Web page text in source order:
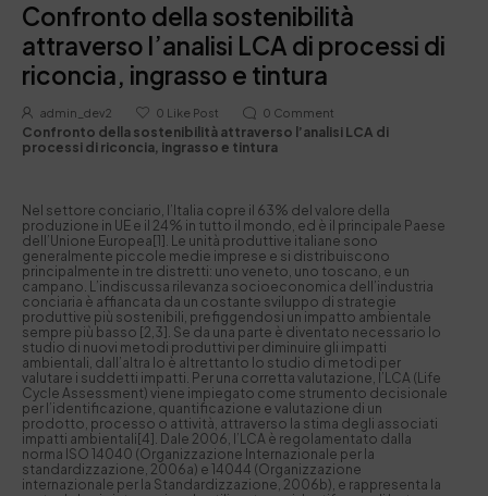
Confronto della sostenibilità
attraverso l’analisi LCA di processi di
riconcia, ingrasso e tintura
admin_dev2 0 Like Post 0 Comment
Confronto della sostenibilità attraverso l’analisi LCA di
processi di riconcia, ingrasso e tintura
Nel settore conciario, l’Italia copre il 63% del valore della
produzione in UE e il 24% in tutto il mondo, ed è il principale Paese
dell’Unione Europea[1]. Le unità produttive italiane sono
generalmente piccole medie imprese e si distribuiscono
principalmente in tre distretti: uno veneto, uno toscano, e un
campano. L’indiscussa rilevanza socioeconomica dell’industria
conciaria è affiancata da un costante sviluppo di strategie
produttive più sostenibili, prefiggendosi un impatto ambientale
sempre più basso [2,3]. Se da una parte è diventato necessario lo
studio di nuovi metodi produttivi per diminuire gli impatti
ambientali, dall’altra lo è altrettanto lo studio di metodi per
valutare i suddetti impatti. Per una corretta valutazione, l’LCA (Life
Cycle Assessment) viene impiegato come strumento decisionale
per l’identificazione, quantificazione e valutazione di un
prodotto, processo o attività, attraverso la stima degli associati
impatti ambientali[4]. Dale 2006, l’LCA è regolamentato dalla
norma ISO 14040 (Organizzazione Internazionale per la
standardizzazione, 2006a) e 14044 (Organizzazione
internazionale per la Standardizzazione, 2006b), e rappresenta la